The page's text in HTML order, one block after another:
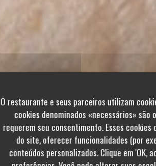
O restaurante e seus parceiros utilizam
cookies denominados «necessários»
requerem seu consentimento. Esses
do site, oferecer funcionalidades (por
conteúdos personalizados. Clique em 'OK,